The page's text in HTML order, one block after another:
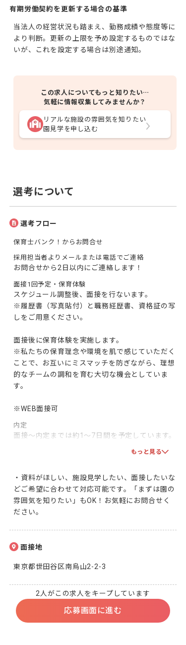
有期労働契約を更新する場合の基準
当法人の経営状況も踏まえ、勤務成績や態度等に
より判断。更新の上限を予め設定するものではな
いが、これを設定する場合は別途通知。
この求人についてもっと知りたい…
気軽に情報収集してみませんか？
リアルな施設の雰囲気を知りたい
園見学を申し込む
選考について
選考フロー
保育士バンク！からお問合せ
採用担当者よりメールまたは電話でご連絡
お問合せから2日以内にご連絡します！
面接1回予定・保育体験
スケジュール調整後、面接を行ないます。
※履歴書（写真貼付）と職務経歴書、資格証の写
しをご用意ください。
面接後に保育体験を実施します。
※私たちの保育理念や環境を肌で感じていただく
ことで、お互いにミスマッチを防ぎながら、理想
的なチームの調和を育む大切な機会としていま
す。
※WEB面接可
内定
面接～内定までは約1～7日間を予定しています。
もっと見る
・資料がほしい、施設見学したい、面接したいな
どご希望に合わせて対応可能です。「まずは園の
雰囲気を知りたい」もOK！お気軽にお問合せく
ださい。
面接地
東京都世田谷区南烏山2-2-3
2人がこの求人をキープしています
応募画面に進む